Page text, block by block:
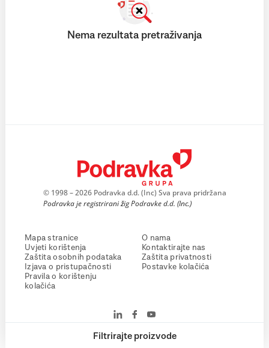
Filtrirajte proizvode
Nema rezultata pretraživanja
© 1998 – 2026 Podravka d.d. (Inc) Sva prava pridržana
Podravka je registrirani žig Podravke d.d. (Inc.)
Mapa stranice
Uvjeti korištenja
Zaštita osobnih podataka
Izjava o pristupačnosti
Pravila o korištenju
kolačića
O nama
Kontaktirajte nas
Zaštita privatnosti
Postavke kolačića